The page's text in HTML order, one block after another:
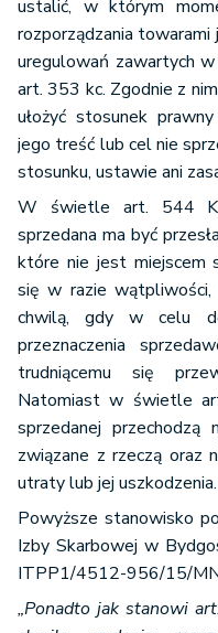
ustalić, w którym
rozporządzania towarami
uregulowań zawartych
art. 353 kc. Zgodnie z
ułożyć stosunek
jego treść lub cel nie
stosunku, ustawie ani
W świetle art. 544
sprzedana ma być
które nie jest miejscem
się w razie wątpliwości,
chwilą, gdy w celu
przeznaczenia
trudniącemu się
Natomiast w świetle
sprzedanej przechodzą
związane z rzeczą oraz
utraty lub jej uszkodzenia.
Powyższe stanowisko
Izby Skarbowej w
ITPP1/4512-956/15/
„Ponadto jak stanowi